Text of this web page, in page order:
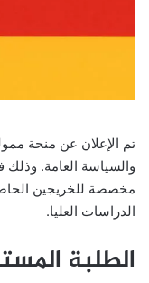
تم الإعلان عن منحة
والسياسة العامة. وذلك
مخصصة للخريجين
الدراسات العليا.
الطلبة